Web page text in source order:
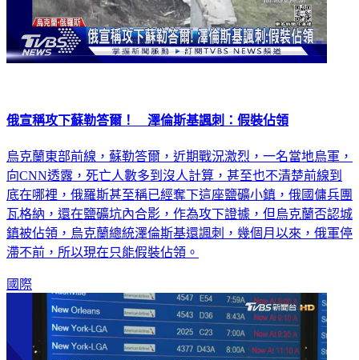
俄宣稱攻下蘇勒答爾！ 澤倫斯基諷刺：假裝佔領
烏克蘭東部前線，蘇勒答爾，近期戰況激烈，一名當地烏軍，
向CNN透露，死亡人數多到沒人計算，甚至也不清楚前線到
底在哪裡，俄羅斯甚至稱已經奪下這座鹽礦小鎮，俄國傭兵團
瓦格納，還在鹽礦坑內合影，作為攻下證據，但烏克蘭否認城
鎮被佔領，烏克蘭總統澤倫斯基還諷刺，幾個月以來，俄軍停
滯不前，所以現在只能假裝佔領。
國際